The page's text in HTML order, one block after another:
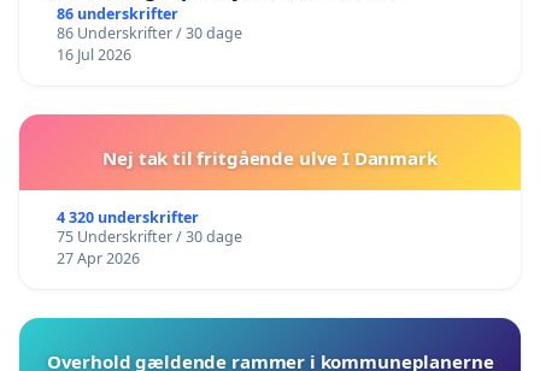
86 underskrifter
86 Underskrifter / 30 dage
16 Jul 2026
Nej tak til fritgående ulve I Danmark
4 320 underskrifter
75 Underskrifter / 30 dage
27 Apr 2026
Overhold gældende rammer i kommuneplanerne